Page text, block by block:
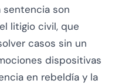
sentencia son
litigio civil, que
casos sin un
dispositivas
en rebeldía y la